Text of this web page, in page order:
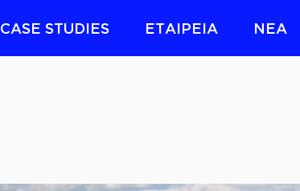
CASE STUDIES ΕΤΑΙΡΕΙΑ ΝΕΑ